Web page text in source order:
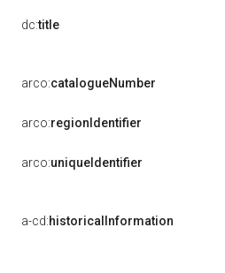
dc:title
arco:catalogueNumber
arco:regionIdentifier
arco:uniqueIdentifier
a-cd:historicalInformation